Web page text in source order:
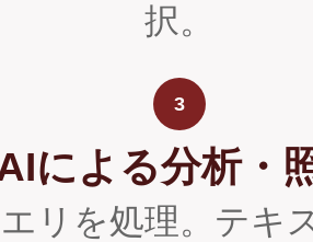
択。
3
による分析・
リを処理。テキ